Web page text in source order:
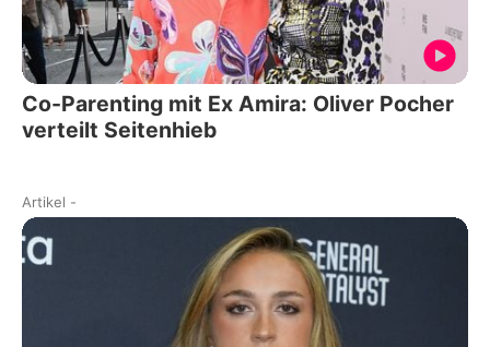
Co-Parenting mit Ex Amira: Oliver Pocher
verteilt Seitenhieb
Artikel -